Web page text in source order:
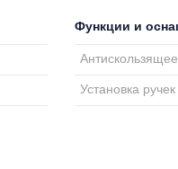
Функции и
Установка ручек